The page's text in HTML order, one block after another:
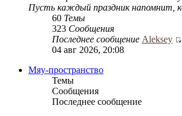
Пусть каждый праздник напомнит,
60 Темы
323 Сообщения
Последнее сообщение Aleksey
04 авг 2026, 20:08
Мяу-пространство
Темы
Сообщения
Последнее сообщение